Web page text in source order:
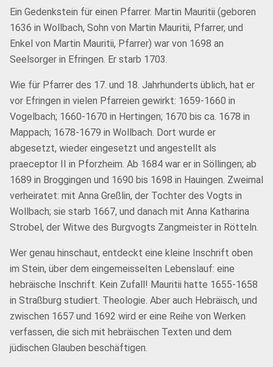
Ein Gedenkstein für einen Pfarrer. Martin Mauritii (geboren
1636 in Wollbach, Sohn von Martin Mauritii, Pfarrer, und
Enkel von Martin Mauritii, Pfarrer) war von 1698 an
Seelsorger in Efringen. Er starb 1703.
Wie für Pfarrer des 17. und 18. Jahrhunderts üblich, hat er
vor Efringen in vielen Pfarreien gewirkt: 1659-1660 in
Vogelbach; 1660-1670 in Hertingen; 1670 bis ca. 1678 in
Mappach; 1678-1679 in Wollbach. Dort wurde er
abgesetzt, wieder eingesetzt und angestellt als
praeceptor II in Pforzheim. Ab 1684 war er in Söllingen; ab
1689 in Broggingen und 1690 bis 1698 in Hauingen. Zweimal
verheiratet: mit Anna Greßlin, der Tochter des Vogts in
Wollbach; sie starb 1667, und danach mit Anna Katharina
Strobel, der Witwe des Burgvogts Zangmeister in Rötteln.
Wer genau hinschaut, entdeckt eine kleine Inschrift oben
im Stein, über dem eingemeisselten Lebenslauf: eine
hebräische Inschrift. Kein Zufall! Mauritii hatte 1655-1658
in Straßburg studiert. Theologie. Aber auch Hebräisch, und
zwischen 1657 und 1692 wird er eine Reihe von Werken
verfassen, die sich mit hebräischen Texten und dem
jüdischen Glauben beschäftigen.